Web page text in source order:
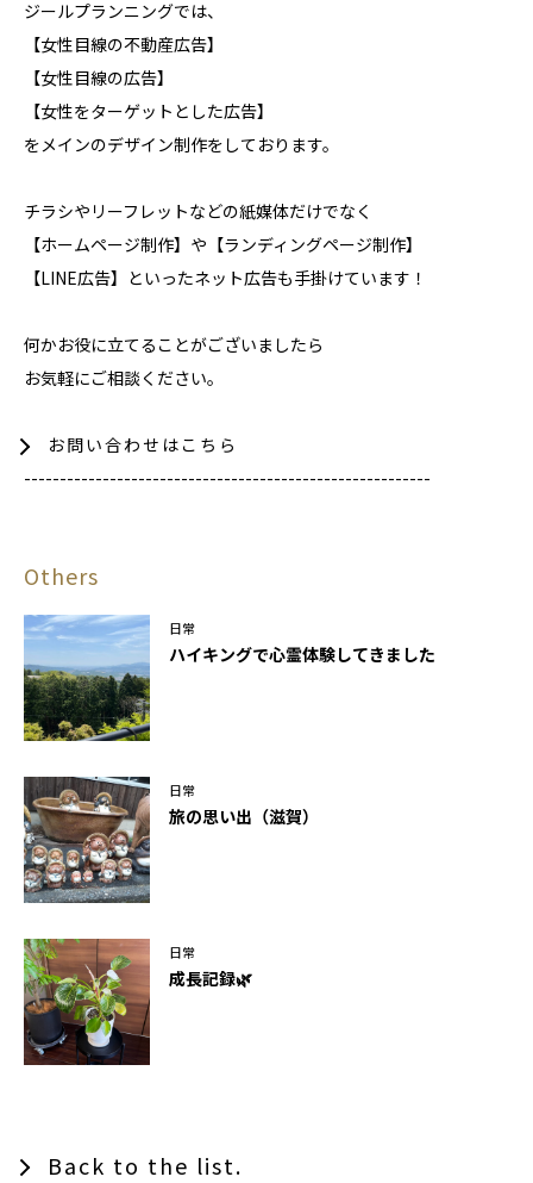
ジールプランニングでは、
【女性目線の不動産広告】
【女性目線の広告】
【女性をターゲットとした広告】
をメインのデザイン制作をしております。
チラシやリーフレットなどの紙媒体だけでなく
【ホームページ制作】や【ランディングページ制作】
【LINE広告】といったネット広告も手掛けています！
何かお役に立てることがございましたら
お気軽にご相談ください。
お問い合わせはこちら
---------------------------------------------------------
Others
日常
ハイキングで心霊体験してきました
日常
旅の思い出（滋賀）
日常
成長記録🌿
Back to the list.